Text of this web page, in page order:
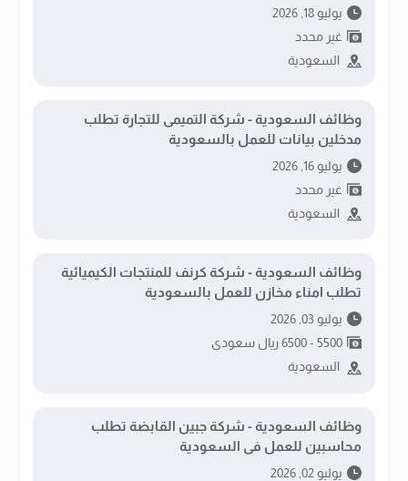
يوليو 18, 2026
غير محدد
السعودية
وظائف السعودية - شركة التميمى للتجارة تطلب
مدخلين بيانات للعمل بالسعودية
يوليو 16, 2026
غير محدد
السعودية
وظائف السعودية - شركة كرنف للمنتجات الكيميائية
تطلب امناء مخازن للعمل بالسعودية
يوليو 03, 2026
5500 - 6500 ريال سعودى
السعودية
وظائف السعودية - شركة جبين القابضة تطلب
محاسبين للعمل فى السعودية
يوليو 02, 2026